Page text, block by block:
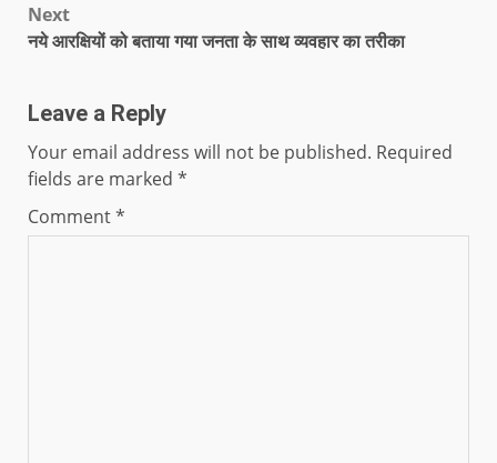
Next
नये आरक्षियों को बताया गया जनता के साथ व्यवहार का तरीका
Leave a Reply
Your email address will not be published. Required
fields are marked *
Comment*